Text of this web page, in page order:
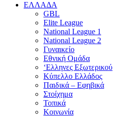
EΛΛΑΔΑ
GBL
Elite League
National League 1
National League 2
Γυναικείο
Εθνική Ομάδα
‘Ελληνες Εξωτερικού
Κύπελλο Ελλάδος
Παιδικά – Εφηβικά
Στοίχημα
Τοπικά
Κοινωνία